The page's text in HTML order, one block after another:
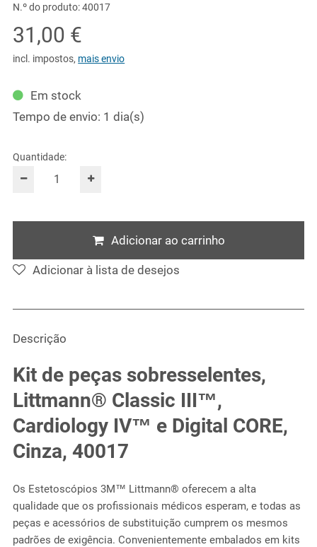
N.º do produto: 40017
31,00 €
incl. impostos, mais envio
Em stock
Tempo de envio: 1 dia(s)
Quantidade:
Adicionar ao carrinho
Adicionar à lista de desejos
Descrição
Kit de peças sobresselentes,
Littmann® Classic III™,
Cardiology IV™ e Digital CORE,
Cinza, 40017
Os Estetoscópios 3M™ Littmann® oferecem a alta
qualidade que os profissionais médicos esperam, e todas as
peças e acessórios de substituição cumprem os mesmos
padrões de exigência. Convenientemente embalados em kits